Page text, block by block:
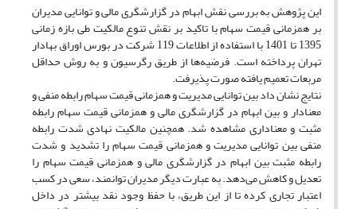
این پژوهش به بررسی نقش ابهام در گزارشگری مالی و توانایی مدیران
بر همزمانی قیمت سهام با تاکید بر نقش تنوع مالکیت طی بازه زمانی
1395 تا 1401 با استفاده از اطلاعات 119 شرکت در بورس اوراق بهادار
تهران پرداخته است. فرضیه‌ها از طریق رگرسیون و به روش حداقل
مربعات تعمیم یافته صورت پذیرفت.
نتایج نشان داد بین توانایی مدیریت و همزمانی قیمت سهام رابطه منفی و
معنادار و بین ابهام در گزارشگری مالی و همزمانی قیمت سهام رابطه
مثبت و معناداری مشاهده شد. همچنین مالکیت نهادی شدت رابطه
منفی بین توانایی مدیریت و همزمانی قیمت سهام را تشدید و شدت
رابطه مثبت بین ابهام در گزارشگری مالی و همزمانی قیمت سهام را
تعدیل و کاهش می‌دهد. به عبارت دیگر مدیران توانمند، سعی در کسب
اعتبار تجاری کرده تا از این طریق، با حفظ وجود نقد بیشتر در داخل